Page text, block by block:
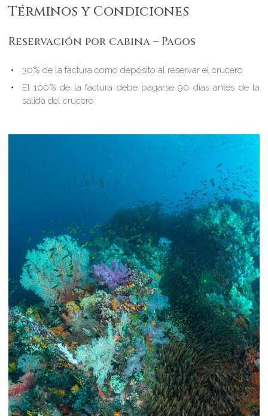
Términos y Condiciones
Reservación por cabina – Pagos
30% de la factura como depósito al reservar el crucero
El 100% de la factura debe pagarse 90 días antes de la
salida del crucero